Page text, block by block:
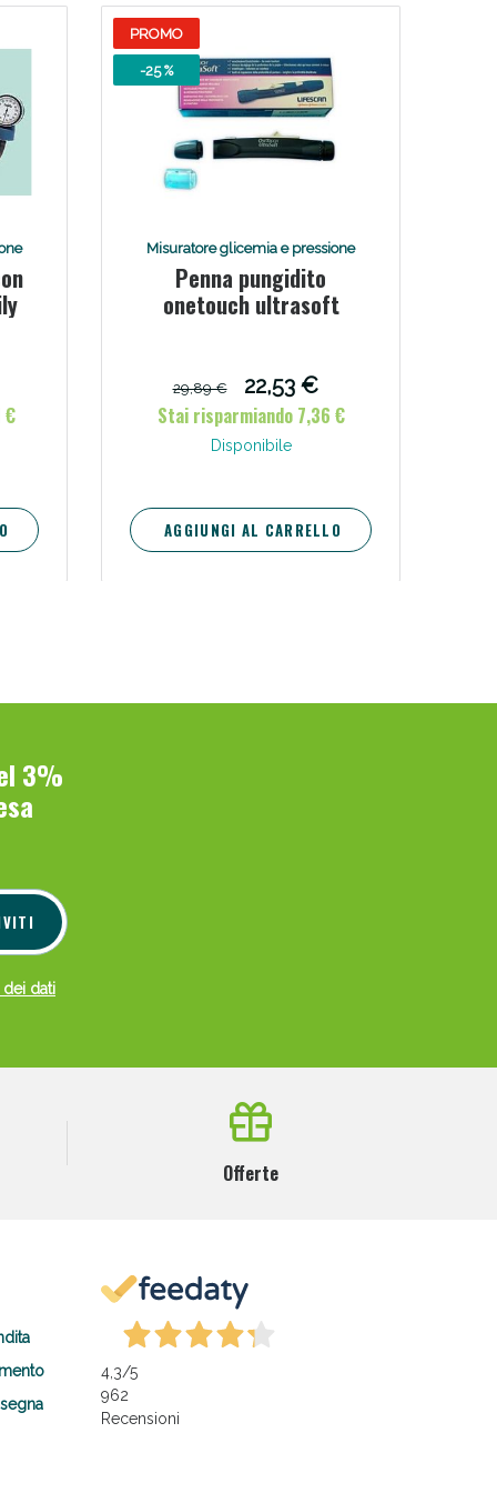
€
PROMO
-25 %
Misuratore glicemia e pressione
Penna pungidito
onetouch ultrasoft
29,89 €
22,53 €
Stai risparmiando 7,36 €
Disponibile
AGGIUNGI AL CARRELLO
3%
dati
Offerte
4,3/5
962
Recensioni